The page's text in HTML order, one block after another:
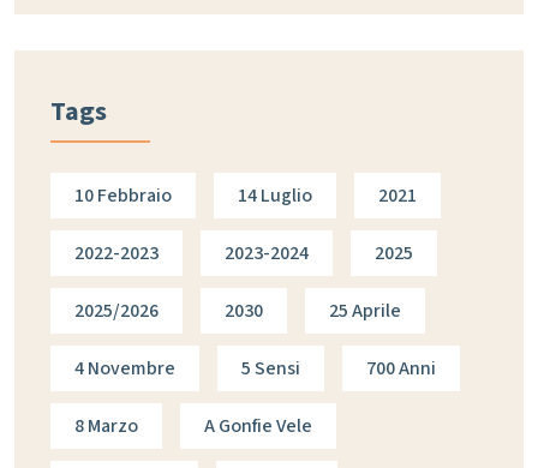
Tags
10 Febbraio 14 Luglio 2021
2022-2023 2023-2024 2025
2025/2026 2030 25 Aprile
4 Novembre 5 Sensi 700 Anni
8 Marzo A Gonfie Vele